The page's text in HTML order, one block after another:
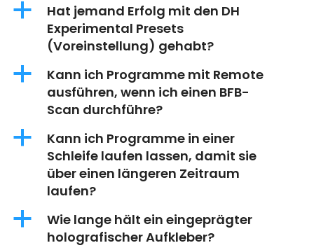
a
Hat jemand Erfolg mit den DH
Experimental Presets
(Voreinstellung) gehabt?
a
Kann ich Programme mit Remote
ausführen, wenn ich einen BFB-
Scan durchführe?
a
Kann ich Programme in einer
Schleife laufen lassen, damit sie
über einen längeren Zeitraum
laufen?
a
Wie lange hält ein eingeprägter
holografischer Aufkleber?